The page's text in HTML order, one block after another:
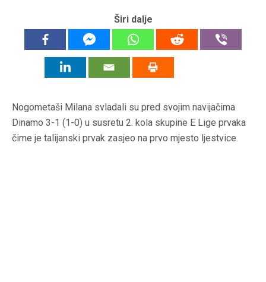
Širi dalje
Nogometaši Milana svladali su pred svojim navijačima
Dinamo 3-1 (1-0) u susretu 2. kola skupine E Lige prvaka
čime je talijanski prvak zasjeo na prvo mjesto ljestvice.